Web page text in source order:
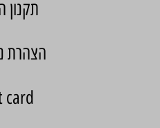
הצהרת
card